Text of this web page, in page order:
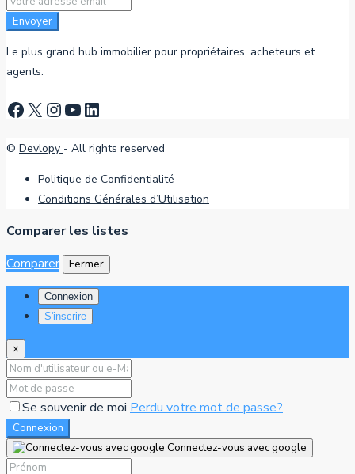
Envoyer
Le plus grand hub immobilier pour propriétaires, acheteurs et
agents.
Facebook
X Instagram
YouTube
LinkedIn
© Devlopy - All rights reserved
Politique de Confidentialité
Conditions Générales d’Utilisation
Comparer les listes
Comparer
Fermer
Connexion
S'inscrire
×
Se souvenir de moi Perdu votre mot de passe?
Connexion
Connectez-vous avec google